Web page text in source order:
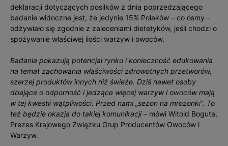
deklaracji dotyczących posiłków z dnia poprzedzającego
badanie widoczne jest, że jedynie 15% Polaków – co ósmy –
odżywiało się zgodnie z zaleceniami dietetyków, jeśli chodzi o
spożywanie właściwej ilości warzyw i owoców.
Badania pokazują potencjał rynku i konieczność edukowania
na temat zachowania właściwości zdrowotnych przetworów,
szerzej produktów innych niż świeże. Dziś nawet osoby
dbające o odporność i jedzące więcej warzyw i owoców mają
w tej kwestii wątpliwości. Przed nami „sezon na mrożonki”. To
też będzie okazja do takiej komunikacji– mówi Witold Boguta,
Prezes Krajowego Związku Grup Producentów Owoców i
Warzyw.